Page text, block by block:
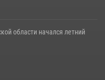
области начался летний